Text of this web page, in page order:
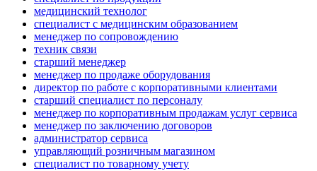
медицинский технолог
специалист с медицинским образованием
менеджер по сопровождению
техник связи
старший менеджер
менеджер по продаже оборудования
директор по работе с корпоративными клиентами
старший специалист по персоналу
менеджер по корпоративным продажам услуг сервиса
менеджер по заключению договоров
администратор сервиса
управляющий розничным магазином
специалист по товарному учету